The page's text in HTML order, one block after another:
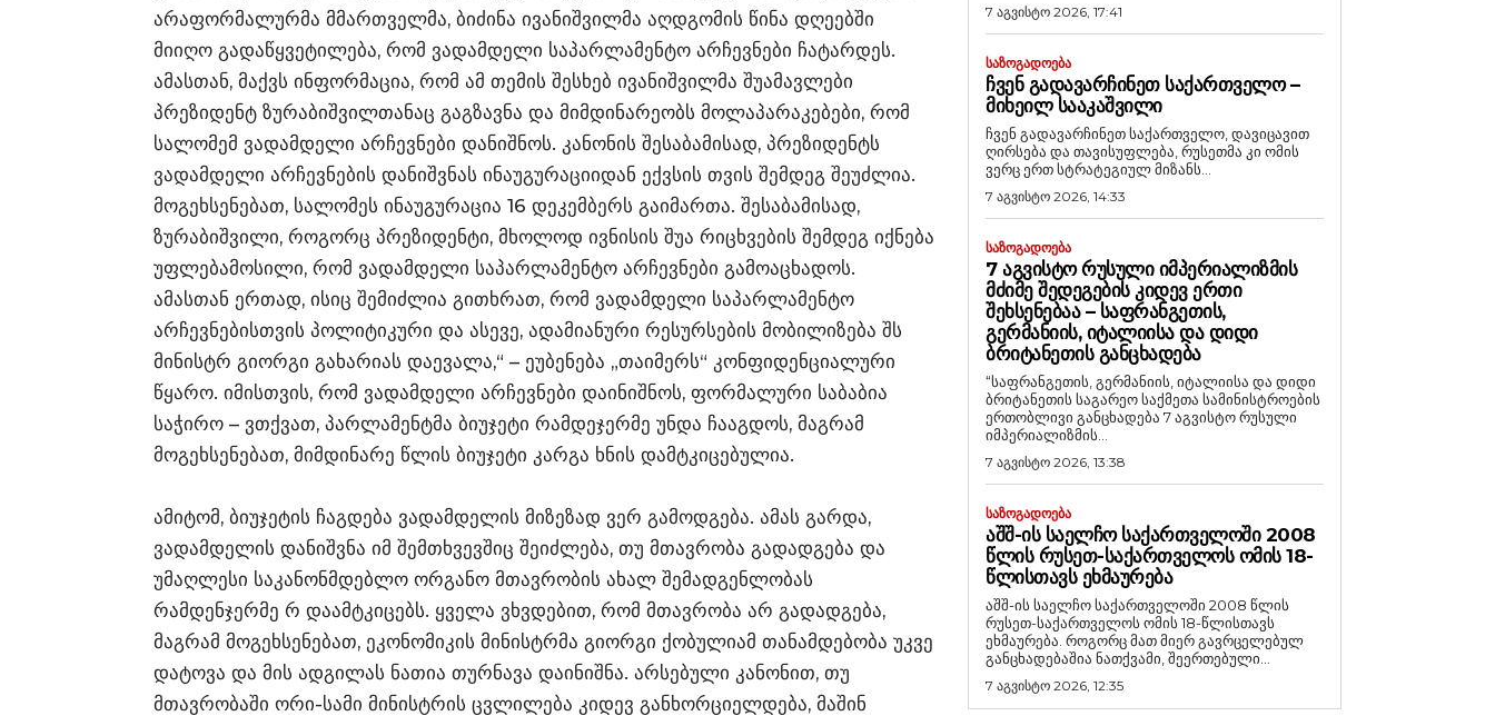
არაფორმალურმა მმართველმა, ბიძინა ივანიშვილმა აღდგომის წინა დღეებში
მიიღო გადაწყვეტილება, რომ ვადამდელი საპარლამენტო არჩევნები ჩატარდეს.
ამასთან, მაქვს ინფორმაცია, რომ ამ თემის შესხებ ივანიშვილმა შუამავლები
პრეზიდენტ ზურაბიშვილთანაც გაგზავნა და მიმდინარეობს მოლაპარაკებები, რომ
სალომემ ვადამდელი არჩევნები დანიშნოს. კანონის შესაბამისად, პრეზიდენტს
ვადამდელი არჩევნების დანიშვნას ინაუგურაციიდან ექვსის თვის შემდეგ შეუძლია.
მოგეხსენებათ, სალომეს ინაუგურაცია 16 დეკემბერს გაიმართა. შესაბამისად,
ზურაბიშვილი, როგორც პრეზიდენტი, მხოლოდ ივნისის შუა რიცხვების შემდეგ იქნება
უფლებამოსილი, რომ ვადამდელი საპარლამენტო არჩევნები გამოაცხადოს.
ამასთან ერთად, ისიც შემიძლია გითხრათ, რომ ვადამდელი საპარლამენტო
არჩევნებისთვის პოლიტიკური და ასევე, ადამიანური რესურსების მობილიზება შს
მინისტრ გიორგი გახარიას დაევალა,“ – ეუბენება „თაიმერს“ კონფიდენციალური
წყარო. იმისთვის, რომ ვადამდელი არჩევნები დაინიშნოს, ფორმალური საბაბია
საჭირო – ვთქვათ, პარლამენტმა ბიუჯეტი რამდეჯერმე უნდა ჩააგდოს, მაგრამ
მოგეხსენებათ, მიმდინარე წლის ბიუჯეტი კარგა ხნის დამტკიცებულია.
ამიტომ, ბიუჯეტის ჩაგდება ვადამდელის მიზეზად ვერ გამოდგება. ამას გარდა,
ვადამდელის დანიშვნა იმ შემთხვევშიც შეიძლება, თუ მთავრობა გადადგება და
უმაღლესი საკანონმდებლო ორგანო მთავრობის ახალ შემადგენლობას
რამდენჯერმე რ დაამტკიცებს. ყველა ვხვდებით, რომ მთავრობა არ გადადგება,
მაგრამ მოგეხსენებათ, ეკონომიკის მინისტრმა გიორგი ქობულიამ თანამდებობა უკვე
დატოვა და მის ადგილას ნათია თურნავა დაინიშნა. არსებული კანონით, თუ
მთავრობაში ორი-სამი მინისტრის ცვლილება კიდევ განხორციელდება, მაშინ
7 აგვისტო 2026, 17:41
ᲡᲐᲖᲝᲒᲐᲓᲝᲔᲑᲐ
ᲩᲕᲔᲜ ᲒᲐᲓᲐᲕᲐᲠᲩᲘᲜᲔᲗ ᲡᲐᲥᲐᲠᲗᲕᲔᲚᲝ –
ᲛᲘᲮᲔᲘᲚ ᲡᲐᲐᲙᲐᲨᲕᲘᲚᲘ
ჩვენ გადავარჩინეთ საქართველო, დავიცავით
ღირსება და თავისუფლება, რუსეთმა კი ომის
ვერც ერთ სტრატეგიულ მიზანს...
7 აგვისტო 2026, 14:33
ᲡᲐᲖᲝᲒᲐᲓᲝᲔᲑᲐ
7 ᲐᲒᲕᲘᲡᲢᲝ ᲠᲣᲡᲣᲚᲘ ᲘᲛᲞᲔᲠᲘᲐᲚᲘᲖᲛᲘᲡ
ᲛᲫᲘᲛᲔ ᲨᲔᲓᲔᲒᲔᲑᲘᲡ ᲙᲘᲓᲔᲕ ᲔᲠᲗᲘ
ᲨᲔᲮᲡᲔᲜᲔᲑᲐᲐ – ᲡᲐᲤᲠᲐᲜᲒᲔᲗᲘᲡ,
ᲒᲔᲠᲛᲐᲜᲘᲘᲡ, ᲘᲢᲐᲚᲘᲘᲡᲐ ᲓᲐ ᲓᲘᲓᲘ
ᲑᲠᲘᲢᲐᲜᲔᲗᲘᲡ ᲒᲐᲜᲪᲮᲐᲓᲔᲑᲐ
“საფრანგეთის, გერმანიის, იტალიისა და დიდი
ბრიტანეთის საგარეო საქმეთა სამინისტროების
ერთობლივი განცხადება 7 აგვისტო რუსული
იმპერიალიზმის...
7 აგვისტო 2026, 13:38
ᲡᲐᲖᲝᲒᲐᲓᲝᲔᲑᲐ
ᲐᲨᲨ-ᲘᲡ ᲡᲐᲔᲚᲩᲝ ᲡᲐᲥᲐᲠᲗᲕᲔᲚᲝᲨᲘ 2008
ᲬᲚᲘᲡ ᲠᲣᲡᲔᲗ-ᲡᲐᲥᲐᲠᲗᲕᲔᲚᲝᲡ ᲝᲛᲘᲡ 18-
ᲬᲚᲘᲡᲗᲐᲕᲡ ᲔᲮᲛᲐᲣᲠᲔᲑᲐ
აშშ-ის საელჩო საქართველოში 2008 წლის
რუსეთ-საქართველოს ომის 18-წლისთავს
ეხმაურება. როგორც მათ მიერ გავრცელებულ
განცხადებაშია ნათქვამი, შეერთებული...
7 აგვისტო 2026, 12:35